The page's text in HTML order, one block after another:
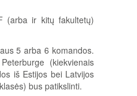
(arba ir kitų fakultetų)
5 arba 6 komandos.
(kiekvienais
iš Estijos bei Latvijos
bus patikslinti.